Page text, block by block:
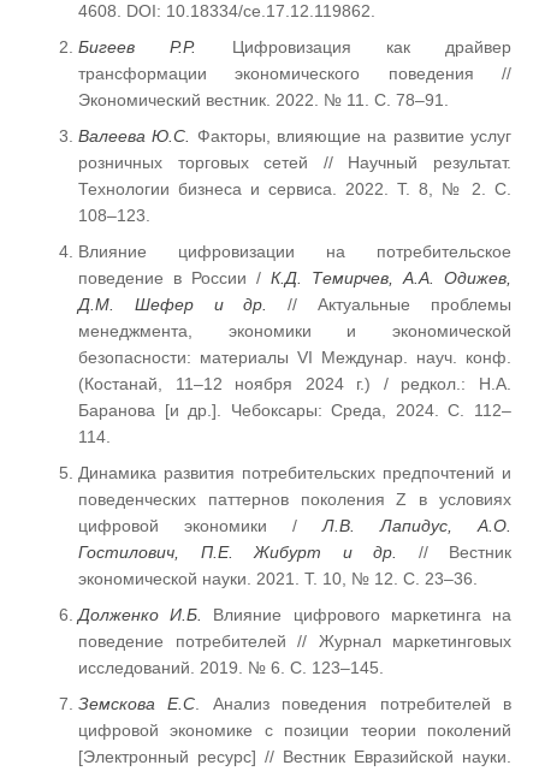
4608. DOI: 10.18334/ce.17.12.119862.
Бигеев Р.Р. Цифровизация как драйвер
трансформации экономического поведения //
Экономический вестник. 2022. № 11. С. 78–91.
Валеева Ю.С.
Факторы, влияющие на развитие услуг
розничных торговых сетей // Научный результат.
Технологии бизнеса и сервиса. 2022. Т. 8, № 2. С.
108–123.
Влияние цифровизации на потребительское
поведение в России / К.Д. Темирчев,
А.А. Одижев,
Д.М. Шефер и др.
// Актуальные проблемы
менеджмента, экономики и экономической
безопасности: материалы VI Междунар. науч. конф.
(Костанай, 11–12 ноября 2024 г.) / редкол.: Н.А.
Баранова [и др.]. Чебоксары: Среда, 2024. С. 112–
114.
Динамика развития потребительских предпочтений и
поведенческих паттернов поколения Z в условиях
цифровой экономики / Л.В. Лапидус, А.О.
Гостилович, П.Е. Жибурт и др.
// Вестник
экономической науки. 2021. Т. 10, № 12. С. 23–36.
Долженко И.Б. Влияние цифрового маркетинга на
поведение потребителей // Журнал маркетинговых
исследований. 2019. № 6. С. 123–145.
Земскова Е.С . Анализ поведения потребителей в
цифровой экономике с позиции теории поколений
[Электронный ресурс] // Вестник Евразийской науки.